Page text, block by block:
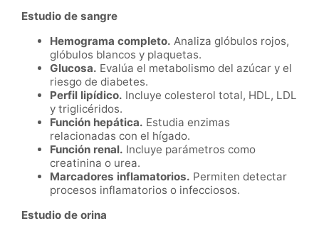
Estudio de sangre
Hemograma completo. Analiza glóbulos rojos,
glóbulos blancos y plaquetas.
Glucosa. Evalúa el metabolismo del azúcar y el
riesgo de diabetes.
Perfil lipídico. Incluye colesterol total, HDL, LDL
y triglicéridos.
Función hepática. Estudia enzimas
relacionadas con el hígado.
Función renal. Incluye parámetros como
creatinina o urea.
Marcadores inflamatorios. Permiten detectar
procesos inflamatorios o infecciosos.
Estudio de orina